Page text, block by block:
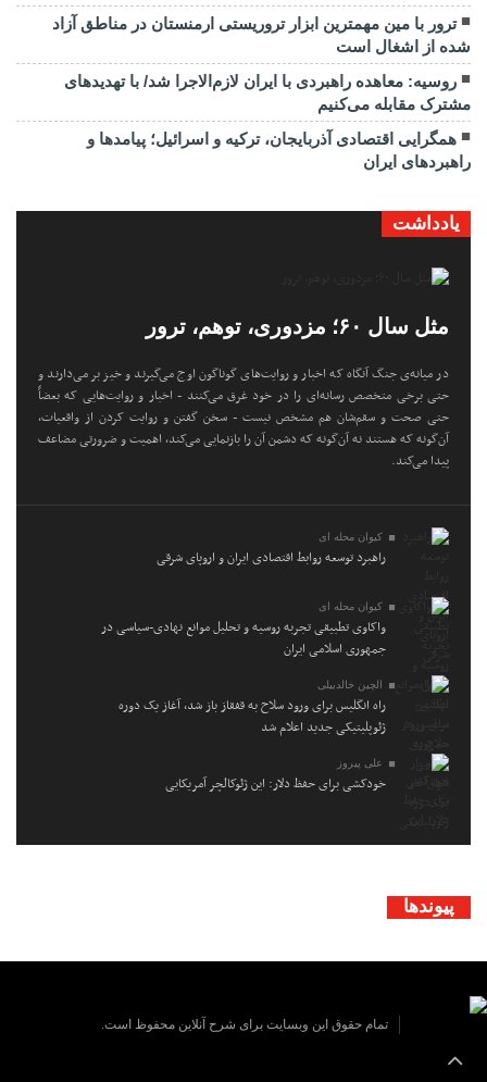
ترور با مین مهمترین ابزار تروریستی ارمنستان در مناطق آزاد
شده از اشغال است
روسیه: معاهده راهبردی با ایران لازم‌الاجرا شد/ با تهدیدهای
مشترک مقابله می‌کنیم
همگرایی اقتصادی آذربایجان، ترکیه و اسرائیل؛ پیامدها و
راهبردهای ایران
یادداشت
مثل سال ۶۰؛ مزدوری، توهم، ترور
در میانه‌ی جنگ آنگاه که اخبار و روایت‌های گوناگون اوج می‌گیرند و خیز بر می‌دارند و
حتی برخی متخصص رسانه‌ای را در خود غرق می‌کنند - اخبار و روایت‌هایی که بعضاً
حتی صحت و سقم‌شان هم مشخص نیست - سخن گفتن و روایت کردن از واقعیات،
آن‌گونه که هستند نه آن‌گونه که دشمن آن را بازنمایی می‌کند، اهمیت و ضرورتی مضاعف
پیدا می‌کند.
کیوان محله ای
راهبرد توسعه روابط اقتصادی ایران و اروپای شرقی
کیوان محله ای
واکاوی تطبیقی تجربه روسیه و تحلیل موانع نهادی-سیاسی در
جمهوری اسلامی ایران
الچین خالدبیلی
راه انگلیس برای ورود سلاح به قفقاز باز شد، آغاز یک دوره
ژئوپلیتیکی جدید اعلام شد
علی پیروز
خودکشی برای حفظ دلار: این ژئوکالچر آمریکایی
پیوندها
تمام حقوق این وبسایت برای شرح آنلاین محفوظ است.